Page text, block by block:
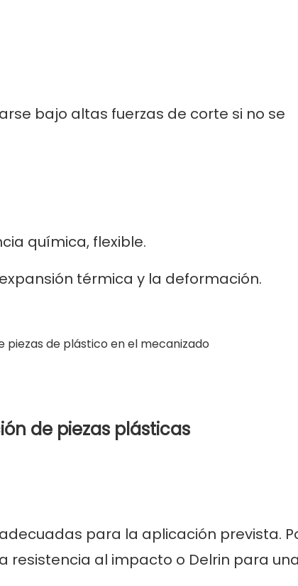
bajo altas fuerzas de corte si no se
química, flexible.
térmica y la deformación.
de piezas plásticas
para la aplicación prevista.
al impacto o Delrin para